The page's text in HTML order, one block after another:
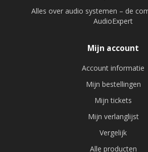
Alles over audio systemen – de
AudioExpert
Mijn account
Account informatie
Mijn bestellingen
Mijn tickets
Mijn verlanglijst
Vergelijk
Alle producten